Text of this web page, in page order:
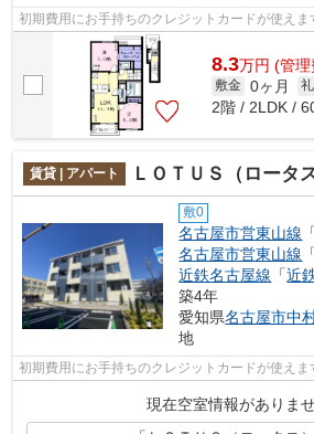
初期費用にお手持ちのクレジットカードが使えま
8.3万円 (管理
敷金 0ヶ月
2階 / 2LDK /
賃貸 | アパート ＬＯＴＵＳ（ロータス
敷0
名古屋市営東山線 「
名古屋市営東山線
近鉄名古屋線 「近
築4年
愛知県名古屋市中
地
初期費用にお手持ちのクレジットカードが使えま
現在空室情報がありませ